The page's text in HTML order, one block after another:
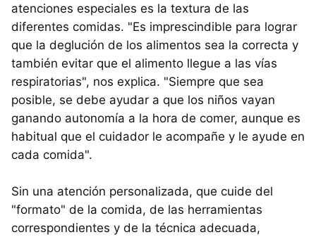
atenciones especiales es la textura de las
diferentes comidas. "Es imprescindible para lograr
que la deglución de los alimentos sea la correcta y
también evitar que el alimento llegue a las vías
respiratorias", nos explica. "Siempre que sea
posible, se debe ayudar a que los niños vayan
ganando autonomía a la hora de comer, aunque es
habitual que el cuidador le acompañe y le ayude en
cada comida".
Sin una atención personalizada, que cuide del
"formato" de la comida, de las herramientas
correspondientes y de la técnica adecuada,